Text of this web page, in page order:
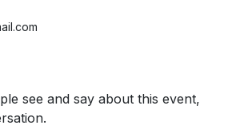
see and say about this event,